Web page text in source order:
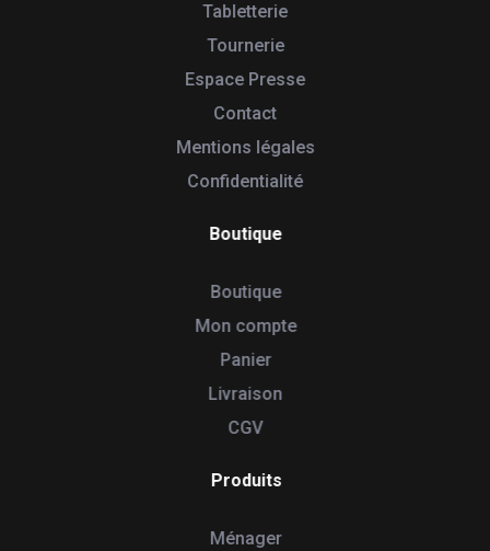
Tabletterie
Tournerie
Espace Presse
Contact
Mentions légales
Confidentialité
Boutique
Boutique
Mon compte
Panier
Livraison
CGV
Produits
Ménager